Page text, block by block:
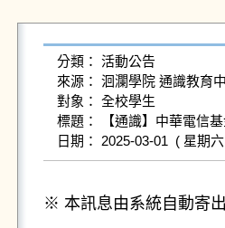
分類： 活動公告
來源： 洄瀾學院 通識教育
對象： 全校學生
標題： 【通識】中華電信
※ 本訊息由系統自動寄